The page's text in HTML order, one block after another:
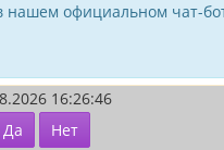
нашем официальном чат-
16:26:46
Да Нет